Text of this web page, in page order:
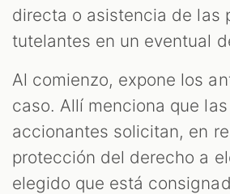
directa o asistencia de las
tutelantes en un eventual
Al comienzo, expone los
caso. Allí menciona que
accionantes solicitan, en
protección del derecho a
elegido que está